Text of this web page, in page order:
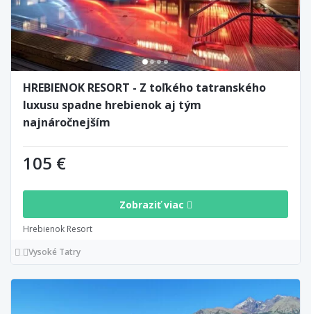
HREBIENOK RESORT - Z toľkého tatranského
luxusu spadne hrebienok aj tým
najnáročnejším
105 €
Zobraziť viac
Hrebienok Resort
Vysoké Tatry